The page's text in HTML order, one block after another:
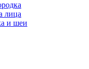
лица
и шеи